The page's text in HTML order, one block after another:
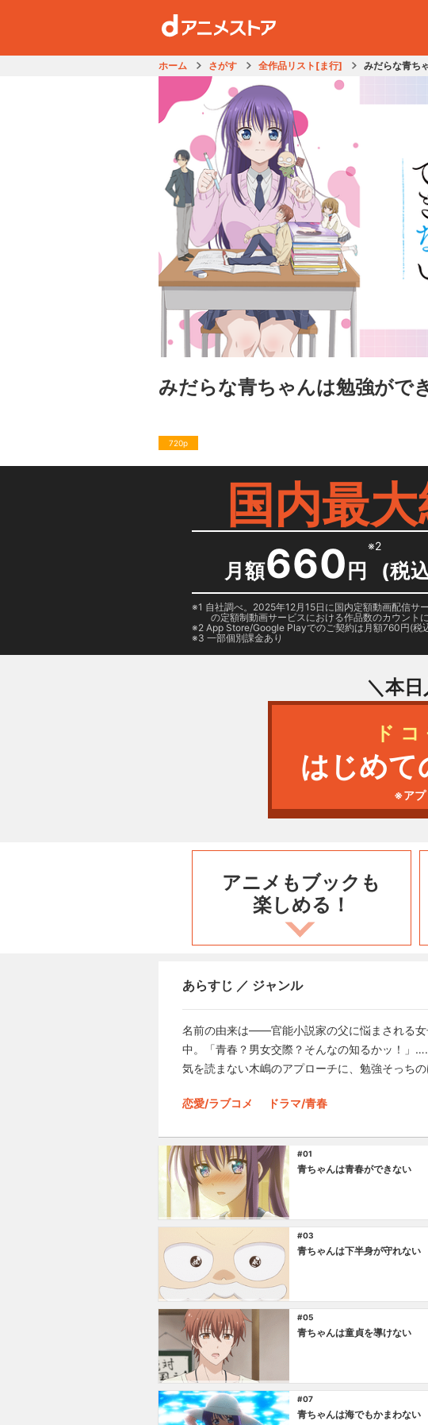
ホーム さがす 全作品リスト[ま行] みだらな青ち
みだらな青ちゃんは勉強がで
720p
国内最大
月額660 円
※2
(税
1 自社調べ。2025年12月15日に国内定額動画配信サ
の定額制動画サービスにおける作品数のカウント
2 App Store/Google Playでのご契約は月額760円(税
3 一部個別課金あり
＼本
ド
はじめて
※アプ
アニメもブックも
楽しめる！
あらすじ ／ ジャンル
名前の由来は――官能小説家の父に悩まされる女
中。「青春？男女交際？そんなの知るかッ！」
気を読まない木嶋のアプローチに、勉強そっち
恋愛/ラブコメ ドラマ/青春
#01
青ちゃんは青春ができない
#03
青ちゃんは下半身が守れない
#05
青ちゃんは童貞を導けない
#07
青ちゃんは海でもかまわない